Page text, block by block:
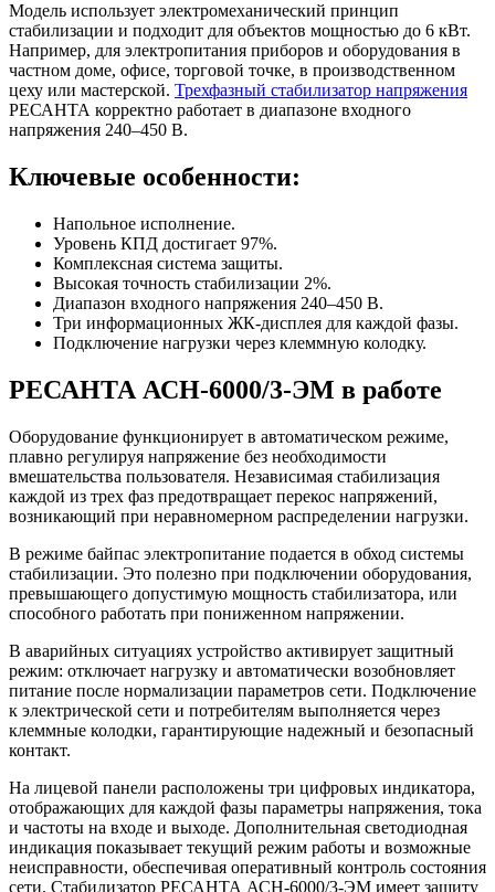
Модель использует электромеханический принцип
стабилизации и подходит для объектов мощностью до 6 кВт.
Например, для электропитания приборов и оборудования в
частном доме, офисе, торговой точке, в производственном
цеху или мастерской. Трехфазный стабилизатор напряжения
РЕСАНТА корректно работает в диапазоне входного
напряжения 240–450 В.
Ключевые особенности:
Напольное исполнение.
Уровень КПД достигает 97%.
Комплексная система защиты.
Высокая точность стабилизации 2%.
Диапазон входного напряжения 240–450 В.
Три информационных ЖК-дисплея для каждой фазы.
Подключение нагрузки через клеммную колодку.
РЕСАНТА АСН-6000/3-ЭМ в работе
Оборудование функционирует в автоматическом режиме,
плавно регулируя напряжение без необходимости
вмешательства пользователя. Независимая стабилизация
каждой из трех фаз предотвращает перекос напряжений,
возникающий при неравномерном распределении нагрузки.
В режиме байпас электропитание подается в обход системы
стабилизации. Это полезно при подключении оборудования,
превышающего допустимую мощность стабилизатора, или
способного работать при пониженном напряжении.
В аварийных ситуациях устройство активирует защитный
режим: отключает нагрузку и автоматически возобновляет
питание после нормализации параметров сети. Подключение
к электрической сети и потребителям выполняется через
клеммные колодки, гарантирующие надежный и безопасный
контакт.
На лицевой панели расположены три цифровых индикатора,
отображающих для каждой фазы параметры напряжения, тока
и частоты на входе и выходе. Дополнительная светодиодная
индикация показывает текущий режим работы и возможные
неисправности, обеспечивая оперативный контроль состояния
сети. Стабилизатор РЕСАНТА АСН-6000/3-ЭМ имеет защиту